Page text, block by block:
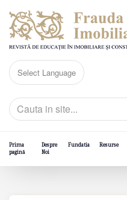
Prima
pagină
Despre
Noi
Fundatia Resurse